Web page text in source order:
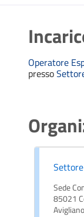
Operatore
presso
Sede
85021